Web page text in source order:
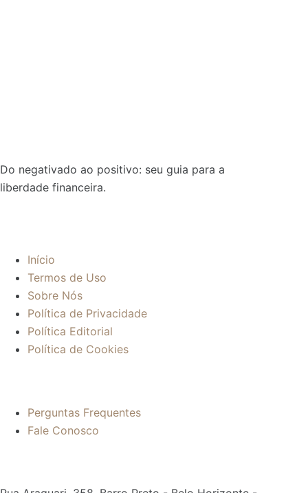
Do negativado ao positivo: seu guia para a
liberdade financeira.
Início
Termos de Uso
Sobre Nós
Política de Privacidade
Política Editorial
Política de Cookies
Perguntas Frequentes
Fale Conosco